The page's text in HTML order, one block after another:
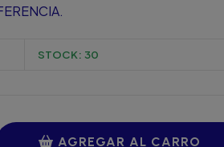
STOCK: 30
AGREGAR AL CARRO